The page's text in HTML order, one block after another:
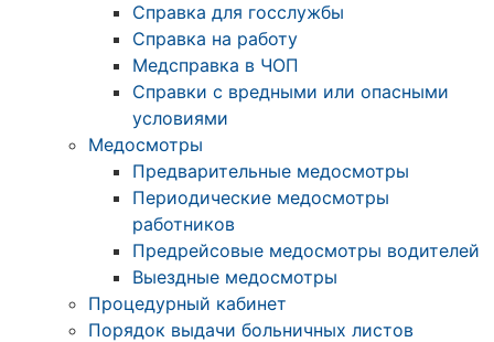
Справка для госслужбы
Справка на работу
Медсправка в ЧОП
Справки с вредными или опасными
условиями
Медосмотры
Предварительные медосмотры
Периодические медосмотры
работников
Предрейсовые медосмотры водителей
Выездные медосмотры
Процедурный кабинет
Порядок выдачи больничных листов